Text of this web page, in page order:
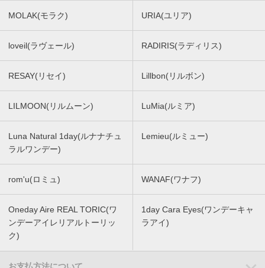
MOLAK(モラク) URIA(ユリア)
loveil(ラヴェール) RADIRIS(ラディリス)
RESAY(リセイ) Lillbon(リルボン)
LILMOON(リルムーン) LuMia(ルミア)
Luna Natural 1day(ルナナチュ
ラルワンデー)
Lemieu(ルミュー)
rom'u(ロミュ) WANAF(ワナフ)
Oneday Aire REAL TORIC(ワ
ンデーアイレリアルトーリッ
ク)
1day Cara Eyes(ワンデーキャ
ラアイ)